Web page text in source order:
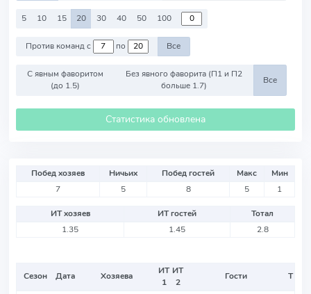
5 10 15 20 30 40 50 100
Против команд с по Все
С явным фаворитом
(до 1.5)
Без явного фаворита (П1 и П2
больше 1.7)
Все
Статистика обновлена
Побед хозяев Ничьих Побед гостей Макс
Мин
7
5 8 5 1
ИТ хозяев ИТ гостей
Тотал
1.35
1.45 2.8
Сезон Дата Хозяева
ИТ
1
ИТ
2
Гости Т